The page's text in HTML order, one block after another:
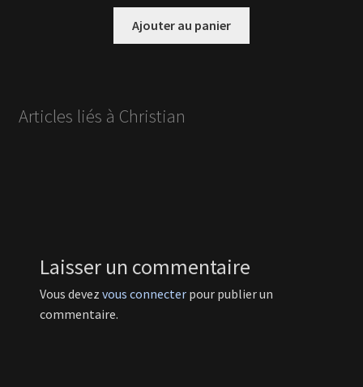
Ajouter au panier
Articles liés à Christian
Laisser un commentaire
Vous devez vous connecterpour publier un
commentaire.